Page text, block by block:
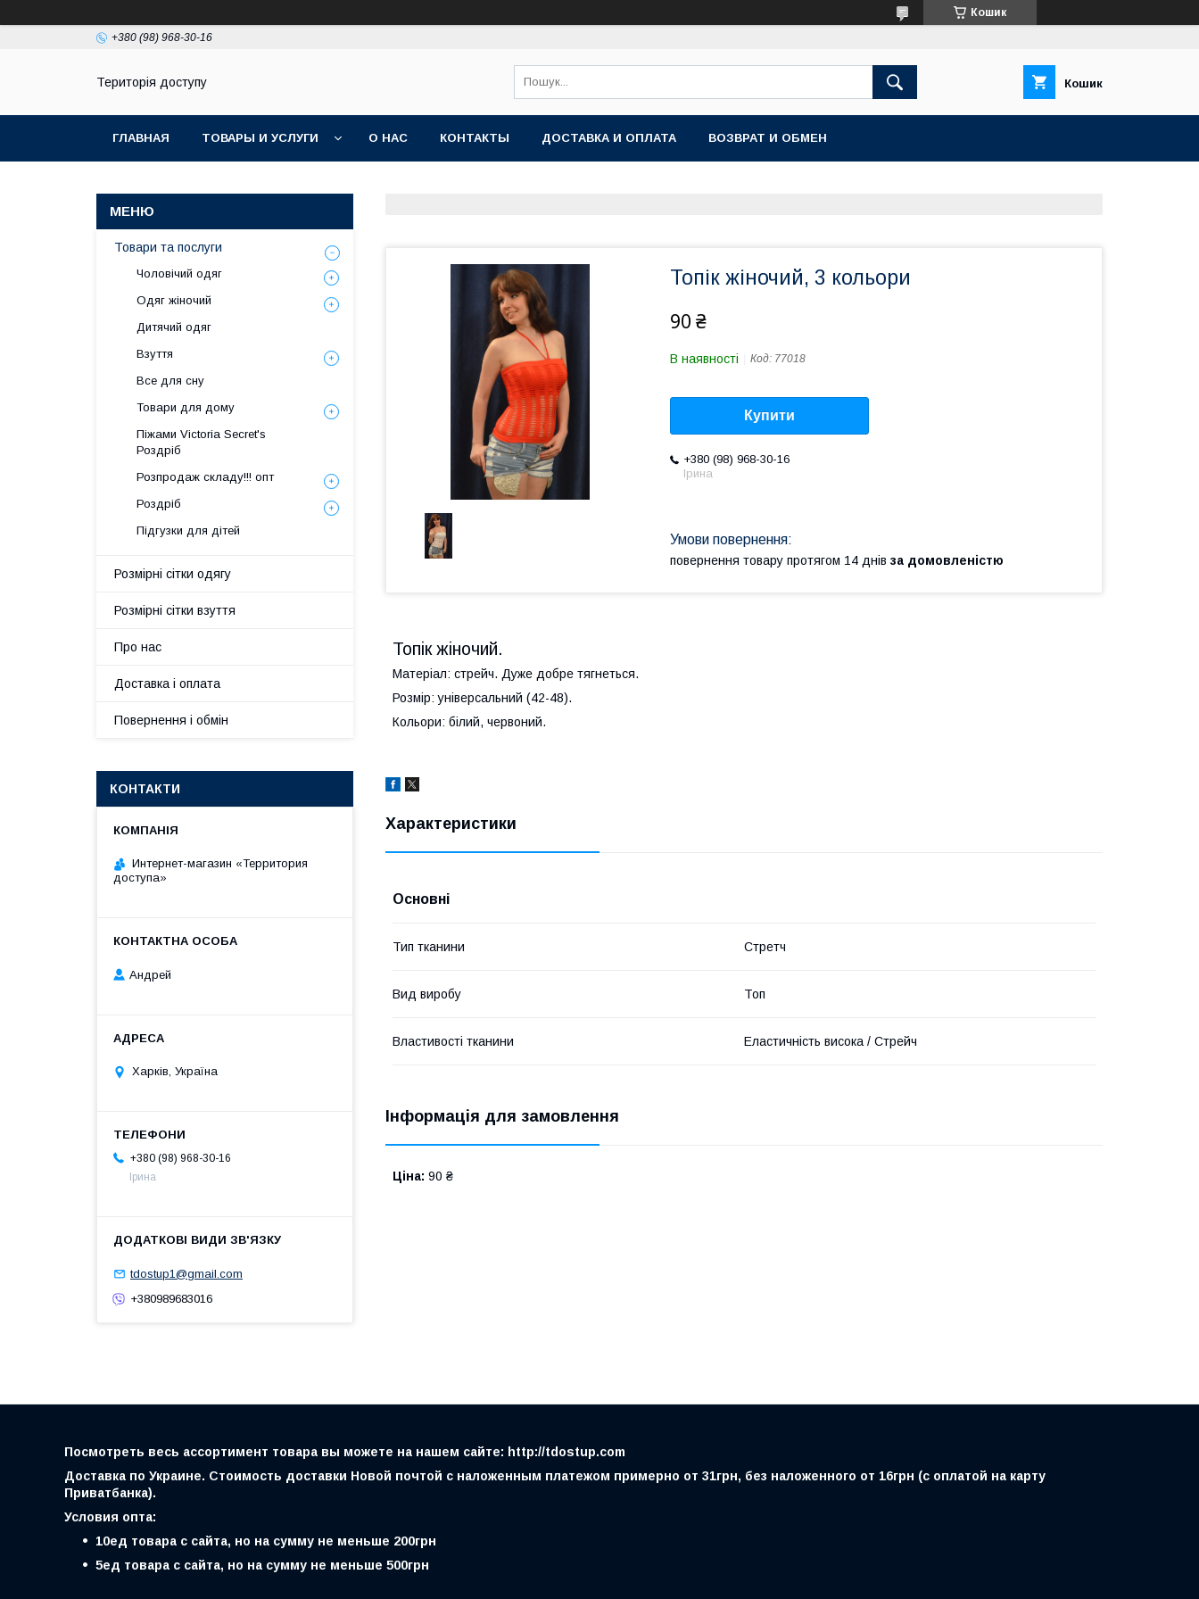
Кошик
+380 (98) 968-30-16
Територія доступу Кошик
ГЛАВНАЯ ТОВАРЫ И УСЛУГИ О НАС КОНТАКТЫ ДОСТАВКА И ОПЛАТА ВОЗВРАТ И ОБМЕН
Топік жіночий, 3 кольори
90 ₴
В наявності Код: 77018
Купити
+380 (98) 968-30-16
Ірина
повернення товару протягом 14 днів за домовленістю
Топік жіночий.
Матеріал: стрейч. Дуже добре тягнеться.
Розмір: універсальний (42-48).
Кольори: білий, червоний.
Характеристики
Основні
Тип тканини Стретч
Вид виробу Топ
Властивості тканини Еластичність висока / Стрейч
Інформація для замовлення
Ціна: 90 ₴
Товари та послуги
Чоловічий одяг
Одяг жіночий
Дитячий одяг
Взуття
Все для сну
Товари для дому
Піжами Victoria Secret's
Роздріб
Розпродаж складу!!! опт
Роздріб
Підгузки для дітей
Розмірні сітки одягу
Розмірні сітки взуття
Про нас
Доставка і оплата
Повернення і обмін
КОНТАКТИ
Интернет-магазин «Территория
доступа»
Андрей
Харків, Україна
+380 (98) 968-30-16
Ірина
tdostup1@gmail.com
+380989683016
Посмотреть весь ассортимент товара вы можете на нашем сайте: http://tdostup.com
Доставка по Украине. Стоимость доставки Новой почтой с наложенным платежом примерно от 31грн, без наложенного от 16грн (с оплатой на карту
Приватбанка).
Условия опта:
10ед товара с сайта, но на сумму не меньше 200грн
5ед товара с сайта, но на сумму не меньше 500грн